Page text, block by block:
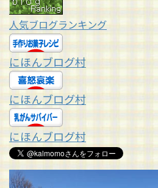
人気ブログランキング
にほんブログ村
にほんブログ村
にほんブログ村